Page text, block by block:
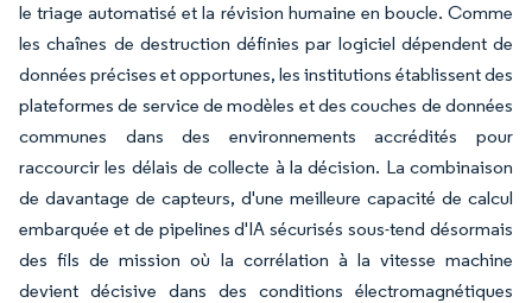
le triage automatisé et la révision humaine en boucle. Comme
les chaînes de destruction définies par logiciel dépendent de
données précises et opportunes, les institutions établissent des
plateformes de service de modèles et des couches de données
communes dans des environnements accrédités pour
raccourcir les délais de collecte à la décision. La combinaison
de davantage de capteurs, d'une meilleure capacité de calcul
embarquée et de pipelines d'IA sécurisés sous-tend désormais
des fils de mission où la corrélation à la vitesse machine
devient décisive dans des conditions électromagnétiques